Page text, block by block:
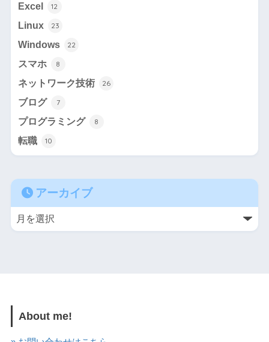
Excel 12
Linux 23
Windows 22
スマホ 8
ネットワーク技術 26
ブログ 7
プログラミング 8
転職 10
アーカイブ
About me!